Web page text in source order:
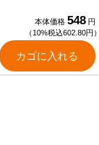
本体価格 548 円
（10%税込602.80円
カゴに入れる